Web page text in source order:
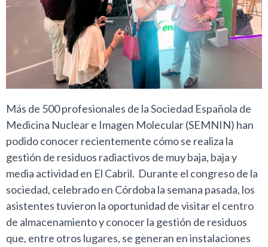
Más de 500 profesionales de la Sociedad Española de
Medicina Nuclear e Imagen Molecular (SEMNIN) han
podido conocer recientemente cómo se realiza la
gestión de residuos radiactivos de muy baja, baja y
media actividad en El Cabril. Durante el congreso de la
sociedad, celebrado en Córdoba la semana pasada, los
asistentes tuvieron la oportunidad de visitar el centro
de almacenamiento y conocer la gestión de residuos
que, entre otros lugares, se generan en instalaciones